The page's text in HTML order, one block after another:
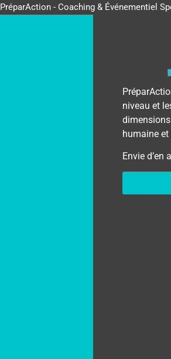
PréparAction - Coaching & Événementiel
niveau et
humaine
Envie d’en